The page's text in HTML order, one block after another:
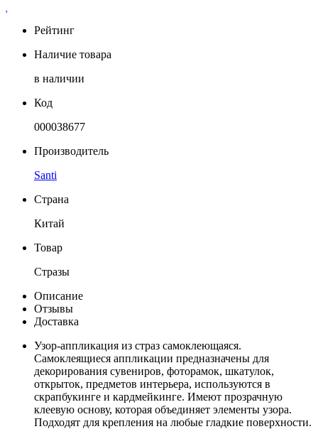
Рейтинг
Наличие товара
в наличии
Код
000038677
Производитель
Santi
Страна
Китай
Товар
Стразы
Описание
Отзывы
Доставка
Узор-аппликация из страз самоклеющаяся.
Самоклеящиеся аппликации предназначены для
декорирования сувениров, фоторамок, шкатулок,
открыток, предметов интерьера, используются в
скрапбукинге и кардмейкинге. Имеют прозрачную
клеевую основу, которая объединяет элементы узора.
Подходят для крепления на любые гладкие поверхности.